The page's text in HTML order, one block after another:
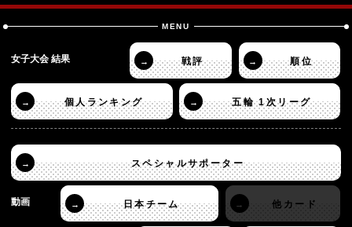
MENU
女子大会 結果 → 戦評 → 順位
→ 個人ランキング → 五輪 1次リーグ
→ スペシャルサポーター
動画 → 日本チーム → 他カード